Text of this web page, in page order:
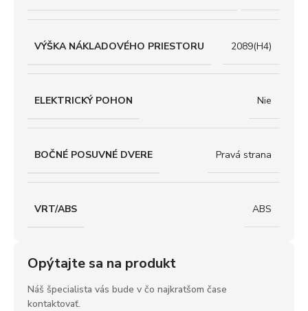
VÝŠKA NÁKLADOVÉHO PRIESTORU 2089(H4)
ELEKTRICKÝ POHON Nie
BOČNÉ POSUVNÉ DVERE Pravá strana
VRT/ABS ABS
Opýtajte sa na produkt
Náš špecialista vás bude v čo najkratšom čase
kontaktovať.